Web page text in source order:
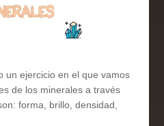
un ejercicio en el que vamos
de los minerales a través
forma, brillo, densidad,